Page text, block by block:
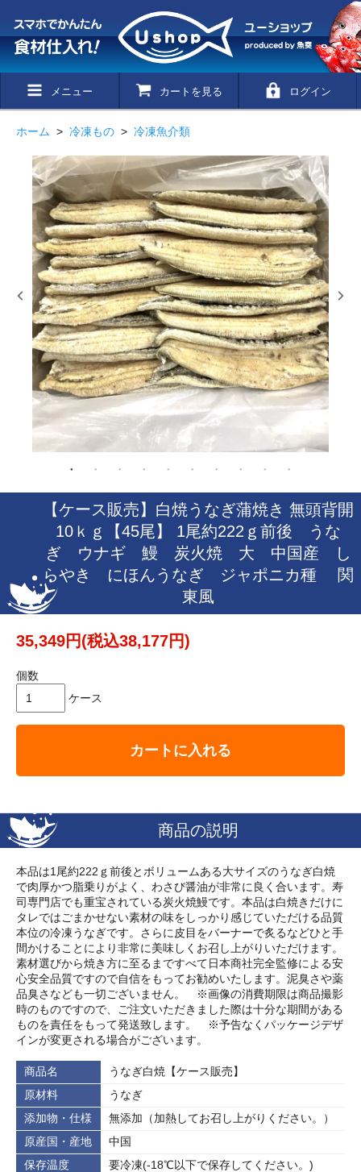
メニュー カートを見る ログイン
ホーム > 冷凍もの > 冷凍魚介類
【ケース販売】白焼うなぎ蒲焼き 無頭背開
10ｋｇ【45尾】 1尾約222ｇ前後 うな
ぎ ウナギ 鰻 炭火焼 大 中国産 し
らやき にほんうなぎ ジャポニカ種 関
東風
35,349円(税込38,177円)
個数
ケース
カートに入れる
商品の説明
本品は1尾約222ｇ前後とボリュームある大サイズのうなぎ白焼
で肉厚かつ脂乗りがよく、わさび醤油が非常に良く合います。寿
司専門店でも重宝されている炭火焼鰻です。本品は白焼きだけに
タレではごまかせない素材の味をしっかり感じていただける品質
本位の冷凍うなぎです。さらに皮目をバーナーで炙るなどひと手
間かけることにより非常に美味しくお召し上がりいただけます。
素材選びから焼き方に至るまですべて日本商社完全監修による安
心安全品質ですので自信をもってお勧めいたします。泥臭さや薬
品臭さなども一切ございません。 ※画像の消費期限は商品撮影
時のものですので、ご注文いただきました際は十分な期間がある
ものを責任をもって発送致します。 ※予告なくパッケージデザ
インが変更される場合がございます。
商品名
うなぎ白焼【ケース販売】
原材料
うなぎ
添加物・仕様
無添加（加熱してお召し上がりください。）
原産国・産地
中国
保存温度
要冷凍(‐18℃以下で保存してください。)